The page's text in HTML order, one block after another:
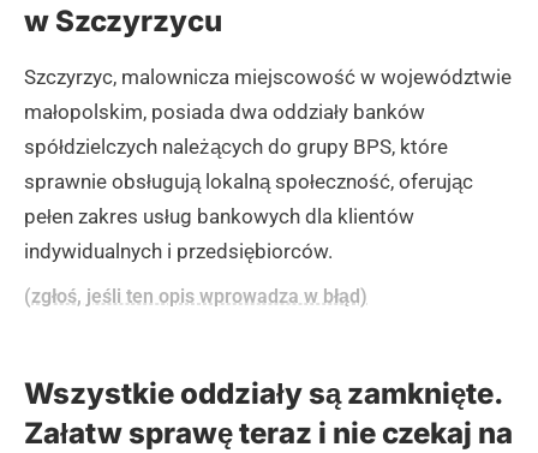
w Szczyrzycu
Szczyrzyc, malownicza miejscowość w województwie
małopolskim, posiada dwa oddziały banków
spółdzielczych należących do grupy BPS, które
sprawnie obsługują lokalną społeczność, oferując
pełen zakres usług bankowych dla klientów
indywidualnych i przedsiębiorców.
(zgłoś, jeśli ten opis wprowadza w błąd)
Wszystkie oddziały są zamknięte.
Załatw sprawę teraz i nie czekaj na